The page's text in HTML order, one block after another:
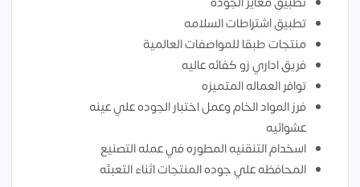
تطبيق اشتراطات السلامه
منتجات طبقا للمواصفات العالمية
فريق اداري زو كفائه عاليه
توافر العماله المتميزه
فرز المواد الخام وعمل اختبار الجوده علي عينه
عشوائيه
اسخدام التنقنيه المطوره في عمله التصنيع
المحافظه علي جوده المنتجات اثناء التعبئه